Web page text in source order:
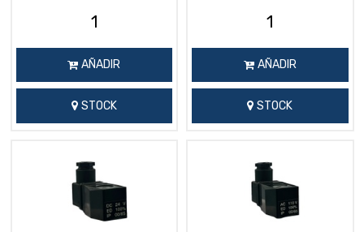
AÑADIR
STOCK
AÑADIR
STOCK